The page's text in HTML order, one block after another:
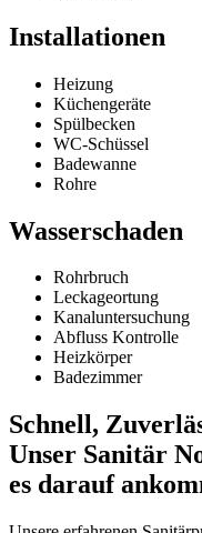
Installationen
Heizung
Küchengeräte
Spülbecken
WC-Schüssel
Badewanne
Rohre
Wasserschaden
Rohrbruch
Leckageortung
Kanaluntersuchung
Abfluss Kontrolle
Heizkörper
Badezimmer
Schnell,
Unser Sanitär
es darauf